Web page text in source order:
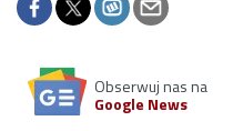
Obserwuj nas na
Google News